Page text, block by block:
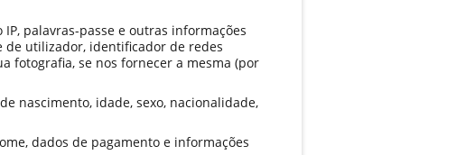
IP, palavras-passe e outras informações
de utilizador, identificador de redes
fotografia, se nos fornecer a mesma (por
nascimento, idade, sexo, nacionalidade,
dados de pagamento e informações